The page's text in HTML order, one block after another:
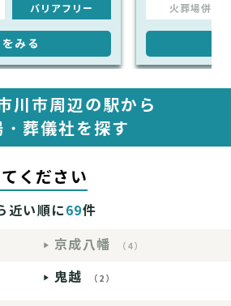
バリアフリー
みる
火葬場併設
川市周辺の駅から
・葬儀社を探す
ください
近い順に69件
京成八幡 （4）
鬼越 （2）